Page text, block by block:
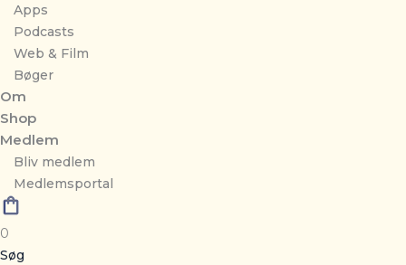
Apps
Podcasts
Web & Film
Bøger
Om
Shop
Medlem
Bliv medlem
Medlemsportal
0
Søg